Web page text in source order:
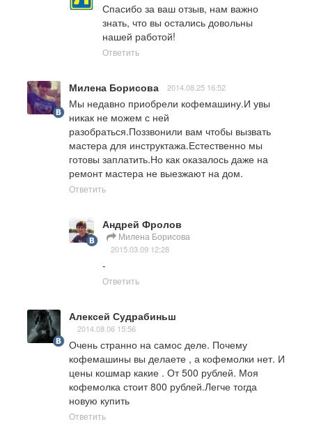
Спасибо за ваш отзыв, нам важно
знать, что вы остались довольны
нашей работой!
Ответить
Милена Борисова 2014.08.25 16:52
Мы недавно приобрели кофемашину.И увы
никак не можем с ней
разобраться.Поззвонили вам чтобы вызвать
мастера для инструктажа.Естественно мы
готовы заплатить.Но как оказалось даже на
ремонт мастера не выезжают на дом.
Ответить
Андрей Фролов
Милена Борисова
2015.03.09 12:28
-
Ответить
Алексей Судрабиньш
2014.08.06 15:56
Очень странно на самос деле. Почему
кофемашины вы делаете , а кофемолки нет. И
цены кошмар какие . От 500 рублей. Моя
кофемолка стоит 800 рублей.Легче тогда
новую купить
Ответить